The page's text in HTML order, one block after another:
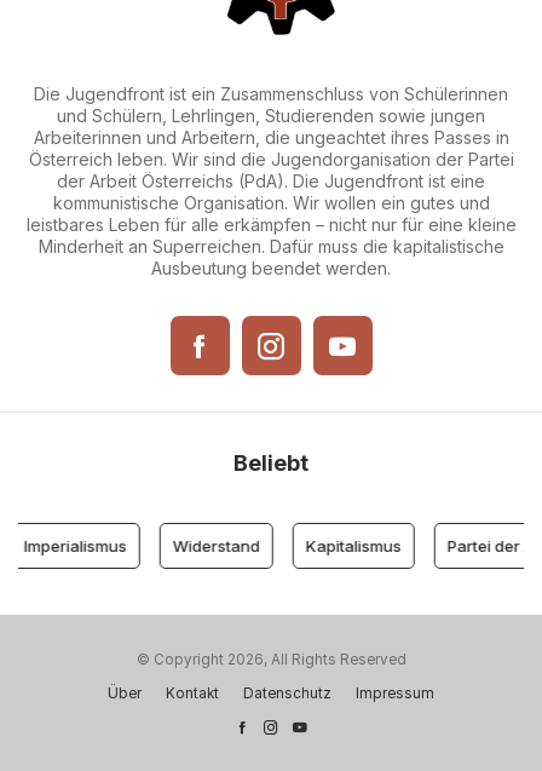
Die Jugendfront ist ein Zusammenschluss von Schülerinnen
und Schülern, Lehrlingen, Studierenden sowie jungen
Arbeiterinnen und Arbeitern, die ungeachtet ihres Passes in
Österreich leben. Wir sind die Jugendorganisation der Partei
der Arbeit Österreichs (PdA). Die Jugendfront ist eine
kommunistische Organisation. Wir wollen ein gutes und
leistbares Leben für alle erkämpfen – nicht nur für eine kleine
Minderheit an Superreichen. Dafür muss die kapitalistische
Ausbeutung beendet werden.
Beliebt
Widerstand Kapitalismus Partei der Arbeit
© Copyright 2026, All Rights Reserved
Über
Kontakt Datenschutz Impressum